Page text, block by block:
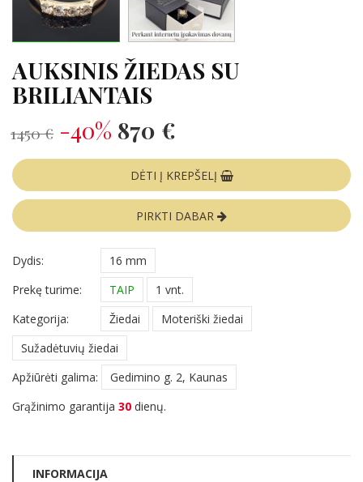
AUKSINIS ŽIEDAS SU
BRILIANTAIS
1450 € -40% 870 €
DĖTI Į KREPŠELĮ
PIRKTI DABAR
Dydis:
16 mm
Prekę turime:
TAIP
1 vnt.
Kategorija:
Žiedai
Moteriški žiedai
Sužadėtuvių žiedai
Apžiūrėti galima:
Gedimino g. 2, Kaunas
Grąžinimo garantija 30 dienų.
INFORMACIJA